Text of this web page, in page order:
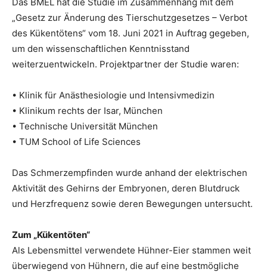
„Gesetz zur Änderung des Tierschutzgesetzes – Verbot
des Kükentötens“ vom 18. Juni 2021 in Auftrag gegeben,
um den wissenschaftlichen Kenntnisstand
weiterzuentwickeln. Projektpartner der Studie waren:
• Klinik für Anästhesiologie und Intensivmedizin
• Klinikum rechts der Isar, München
• Technische Universität München
• TUM School of Life Sciences
Das Schmerzempfinden wurde anhand der elektrischen
Aktivität des Gehirns der Embryonen, deren Blutdruck
und Herzfrequenz sowie deren Bewegungen untersucht.
Zum „Kükentöten“
Als Lebensmittel verwendete Hühner-Eier stammen weit
überwiegend von Hühnern, die auf eine bestmögliche